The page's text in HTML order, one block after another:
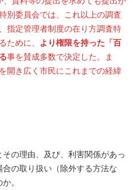
別委員会では、これ以上の調査
指定管理者制度の在り方調査特
ために、 より権限を持った「百
事を賛成多数で決定した。ま
開き広く市民にこれまでの経緯
の理由、及び、利害関係があっ
の取り扱い（除外する方法な
。